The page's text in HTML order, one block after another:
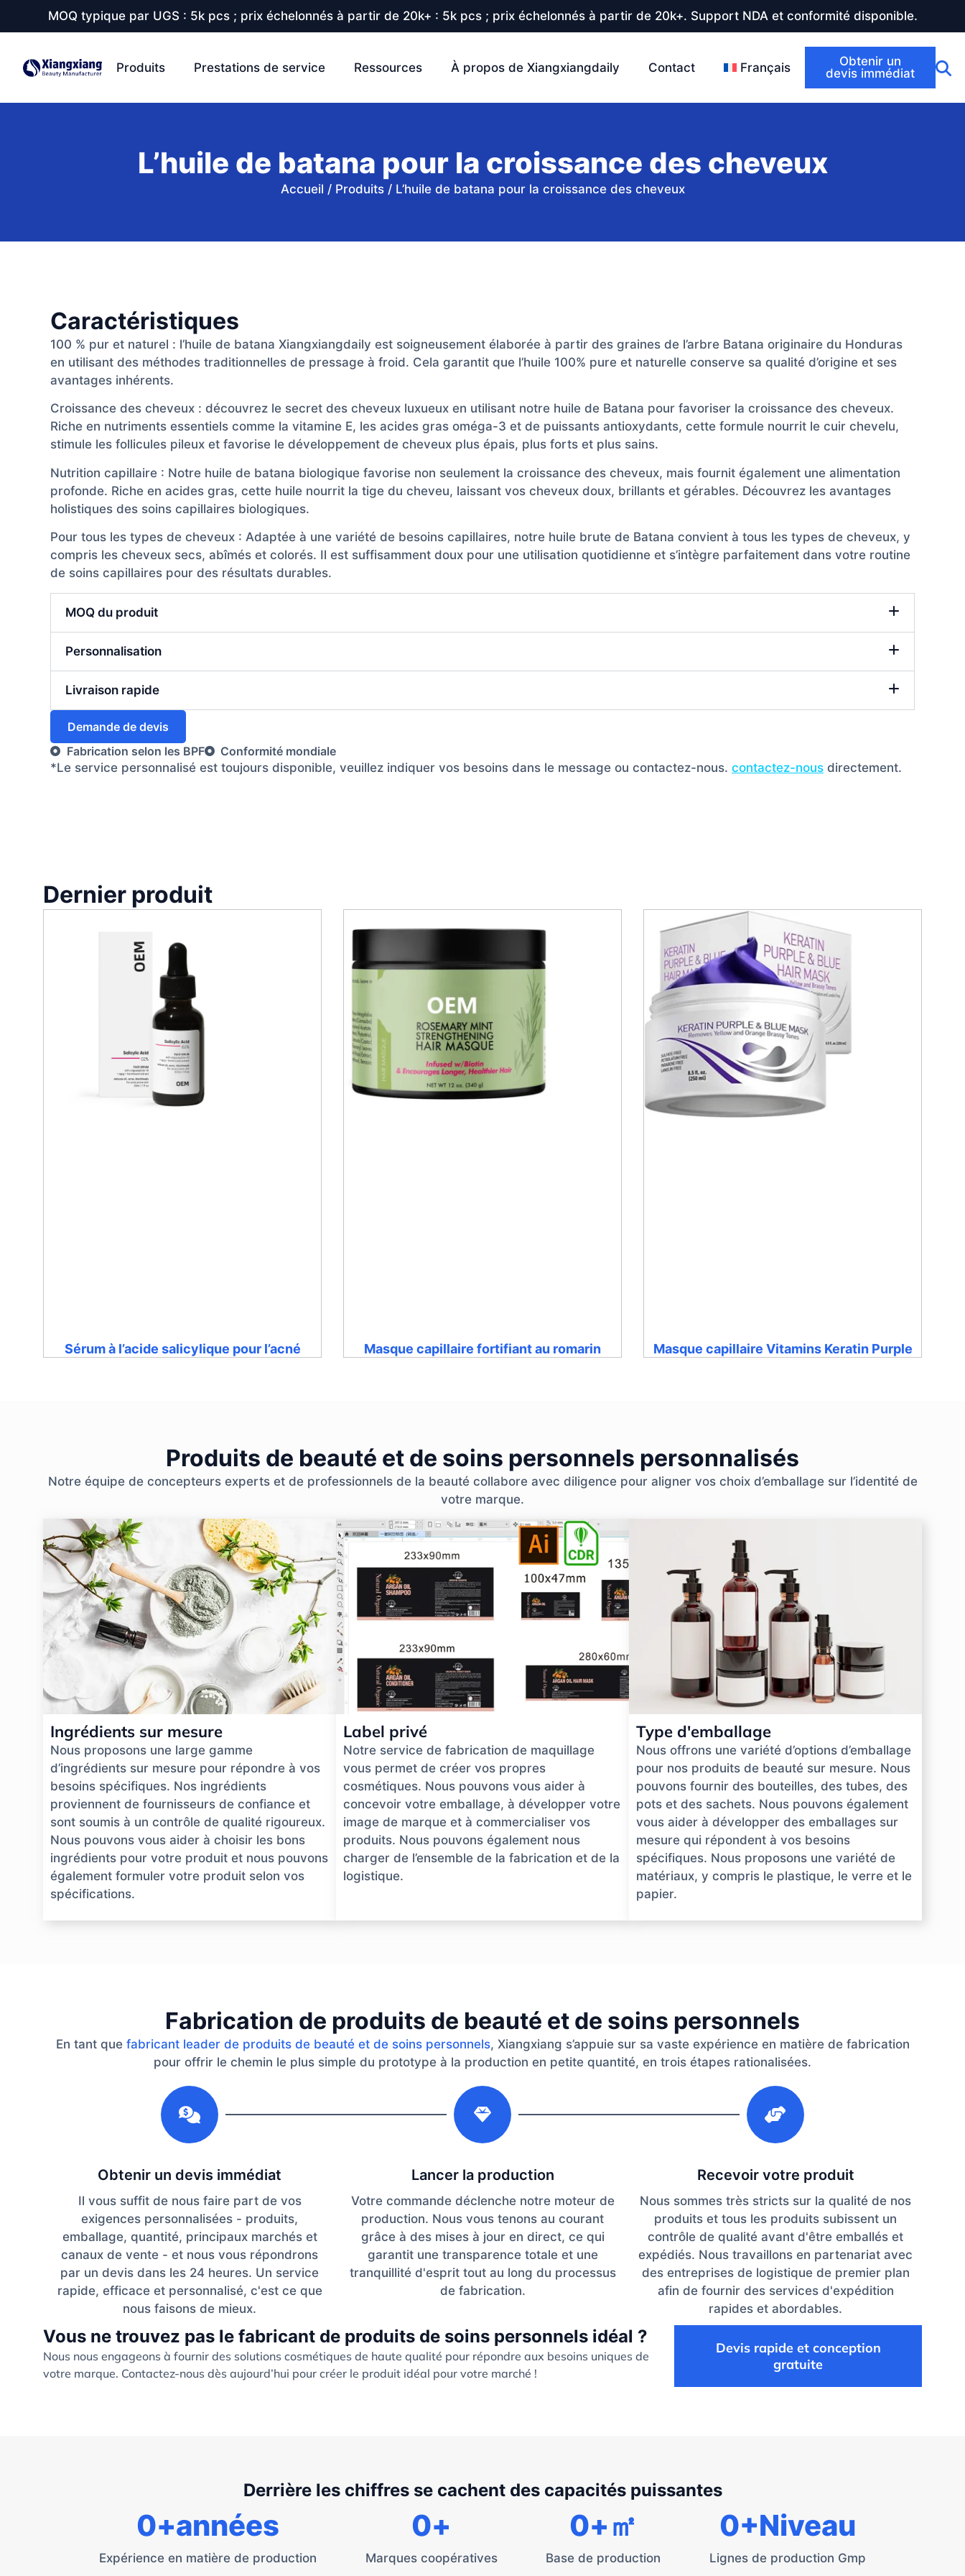
MOQ typique par UGS : 5k pcs ; prix échelonnés à partir de 20k+ : 5k pcs ; prix échelonnés à partir de 20k+. Support NDA et conformité disponible.
Produits Prestations de service Ressources À propos de Xiangxiangdaily Contact Français
Obtenir un
devis immédiat
L’huile de batana pour la croissance des cheveux
Accueil / Produits/ L’huile de batana pour la croissance des cheveux
Caractéristiques
100 % pur et naturel : l’huile de batana Xiangxiangdaily est soigneusement élaborée à partir des graines de l’arbre Batana originaire du Honduras
en utilisant des méthodes traditionnelles de pressage à froid. Cela garantit que l’huile 100% pure et naturelle conserve sa qualité d’origine et ses
avantages inhérents.
Croissance des cheveux : découvrez le secret des cheveux luxueux en utilisant notre huile de Batana pour favoriser la croissance des cheveux.
Riche en nutriments essentiels comme la vitamine E, les acides gras oméga-3 et de puissants antioxydants, cette formule nourrit le cuir chevelu,
stimule les follicules pileux et favorise le développement de cheveux plus épais, plus forts et plus sains.
Nutrition capillaire : Notre huile de batana biologique favorise non seulement la croissance des cheveux, mais fournit également une alimentation
profonde. Riche en acides gras, cette huile nourrit la tige du cheveu, laissant vos cheveux doux, brillants et gérables. Découvrez les avantages
holistiques des soins capillaires biologiques.
Pour tous les types de cheveux : Adaptée à une variété de besoins capillaires, notre huile brute de Batana convient à tous les types de cheveux, y
compris les cheveux secs, abîmés et colorés. Il est suffisamment doux pour une utilisation quotidienne et s’intègre parfaitement dans votre routine
de soins capillaires pour des résultats durables.
MOQ du produit
Personnalisation
Livraison rapide
Demande de devis
Fabrication selon les BPF
Conformité mondiale
*Le service personnalisé est toujours disponible, veuillez indiquer vos besoins dans le message ou contactez-nous. contactez-nous directement.
Dernier produit
Sérum à l’acide salicylique pour l’acné Masque capillaire fortifiant au romarin Masque capillaire Vitamins Keratin Purple
Produits de beauté et de soins personnels personnalisés
Notre équipe de concepteurs experts et de professionnels de la beauté collabore avec diligence pour aligner vos choix d’emballage sur l’identité de
votre marque.
Ingrédients sur mesure
Nous proposons une large gamme
d’ingrédients sur mesure pour répondre à vos
besoins spécifiques. Nos ingrédients
proviennent de fournisseurs de confiance et
sont soumis à un contrôle de qualité rigoureux.
Nous pouvons vous aider à choisir les bons
ingrédients pour votre produit et nous pouvons
également formuler votre produit selon vos
spécifications.
Label privé
Notre service de fabrication de maquillage
vous permet de créer vos propres
cosmétiques. Nous pouvons vous aider à
concevoir votre emballage, à développer votre
image de marque et à commercialiser vos
produits. Nous pouvons également nous
charger de l’ensemble de la fabrication et de la
logistique.
Type d'emballage
Nous offrons une variété d’options d’emballage
pour nos produits de beauté sur mesure. Nous
pouvons fournir des bouteilles, des tubes, des
pots et des sachets. Nous pouvons également
vous aider à développer des emballages sur
mesure qui répondent à vos besoins
spécifiques. Nous proposons une variété de
matériaux, y compris le plastique, le verre et le
papier.
Fabrication de produits de beauté et de soins personnels
En tant que fabricant leader de produits de beauté et de soins personnels, Xiangxiang s’appuie sur sa vaste expérience en matière de fabrication
pour offrir le chemin le plus simple du prototype à la production en petite quantité, en trois étapes rationalisées.
Obtenir un devis immédiat
Il vous suffit de nous faire part de vos
exigences personnalisées - produits,
emballage, quantité, principaux marchés et
canaux de vente - et nous vous répondrons
par un devis dans les 24 heures. Un service
rapide, efficace et personnalisé, c'est ce que
nous faisons de mieux.
Lancer la production
Votre commande déclenche notre moteur de
production. Nous vous tenons au courant
grâce à des mises à jour en direct, ce qui
garantit une transparence totale et une
tranquillité d'esprit tout au long du processus
de fabrication.
Recevoir votre produit
Nous sommes très stricts sur la qualité de nos
produits et tous les produits subissent un
contrôle de qualité avant d'être emballés et
expédiés. Nous travaillons en partenariat avec
des entreprises de logistique de premier plan
afin de fournir des services d'expédition
rapides et abordables.
Vous ne trouvez pas le fabricant de produits de soins personnels idéal ?
Nous nous engageons à fournir des solutions cosmétiques de haute qualité pour répondre aux besoins uniques de
votre marque. Contactez-nous dès aujourd’hui pour créer le produit idéal pour votre marché !
Devis rapide et conception
gratuite
Derrière les chiffres se cachent des capacités puissantes
Expérience en matière de production
0+années
Marques coopératives
0+
Base de production
0+㎡
Lignes de production Gmp
0+Niveau